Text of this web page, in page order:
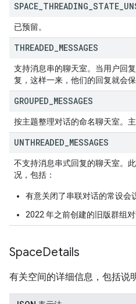
SPACE THREADING STATE
已预留。
THREADED MESSAGES
支持消息串的聊天室。当用户回
复，这样一来，他们的回复就会
GROUPED MESSAGES
按主题整理对话的命名聊天室。
UNTHREADED MESSAGES
不支持消息串式回复的聊天室。
况，包括：
有意关闭了串联对话的常设会
2022 年之前创建的旧版群组对
SpaceDetails
有关空间的详细信息，包括说